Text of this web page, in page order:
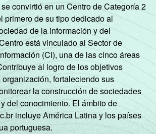
convirtió en un Centro de Categoría 2
primero de su tipo dedicado al
de la información y del
está vinculado al Sector de
(CI), una de las cinco áreas
al logro de los objetivos
fortaleciendo sus
la construcción de sociedades
del conocimiento. El ámbito de
incluye América Latina y los países
portuguesa.